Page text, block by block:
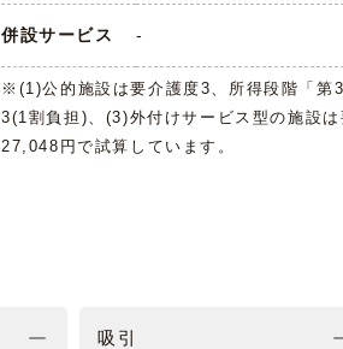
併設サービス -
※(1)公的施設は要介護度3、所得段階「
3(1割負担)、(3)外付けサービス型の施設
27,048円で試算しています。
吸引